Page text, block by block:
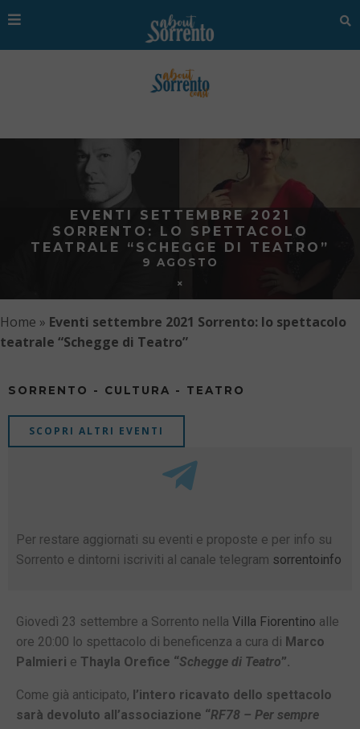
EVENTI SETTEMBRE 2021
SORRENTO: LO SPETTACOLO
TEATRALE “SCHEGGE DI TEATRO”
9 AGOSTO
Home » Eventi settembre 2021 Sorrento: lo spettacolo
teatrale “Schegge di Teatro”
SORRENTO - CULTURA - TEATRO
SCOPRI ALTRI EVENTI
Per restare aggiornati su eventi e proposte e per info su
Sorrento e dintorni iscriviti al canale telegram sorrentoinfo
Giovedì 23 settembre a Sorrento nella Villa Fiorentino alle
ore 20:00 lo spettacolo di beneficenza a cura di Marco
Palmieri e Thayla Orefice “Schegge di Teatro”.
Come già anticipato, l’intero ricavato dello spettacolo
sarà devoluto all’associazione “RF78 – Per sempre